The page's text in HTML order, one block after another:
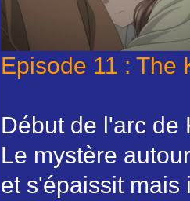
Episode 11 : The
Début de l'arc de
Le mystère
et s'épaissit mais